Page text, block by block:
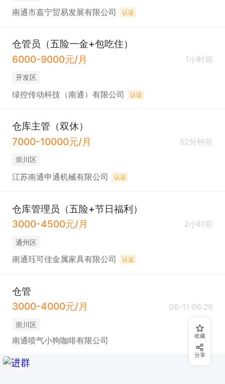
南通市嘉宁贸易发展有限公司 认证
仓管员（五险一金+包吃住）
6000-9000元/月
1小时前
开发区
绿控传动科技（南通）有限公司 认证
仓库主管（双休）
7000-10000元/月
52分钟前
崇川区
江苏南通申通机械有限公司 认证
仓库管理员（五险+节日福利）
3000-4500元/月
2小时前
通州区
南通珏可佳金属家具有限公司 认证
仓管
3000-4000元/月
06-11 06:29
崇川区
南通喷气小狗咖啡有限公司 收藏
分享